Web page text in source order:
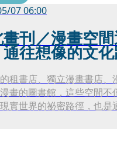
07 06:00
刊／漫畫空
往想像的文化
租書店、獨立漫畫書店、
畫的圖書館，這些空間不
實世界的祕密路徑，也是